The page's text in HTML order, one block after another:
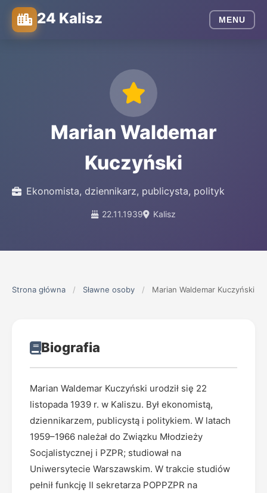
24 Kalisz MENU
Marian Waldemar
Kuczyński
Ekonomista, dziennikarz, publicysta, polityk
22.11.1939 Kalisz
Strona główna / Sławne osoby / Marian Waldemar Kuczyński
Biografia
Marian Waldemar Kuczyński urodził się 22
listopada 1939 r. w Kaliszu. Był ekonomistą,
dziennikarzem, publicystą i politykiem. W latach
1959–1966 należał do Związku Młodzieży
Socjalistycznej i PZPR; studiował na
Uniwersytecie Warszawskim. W trakcie studiów
pełnił funkcję II sekretarza POPPZPR na